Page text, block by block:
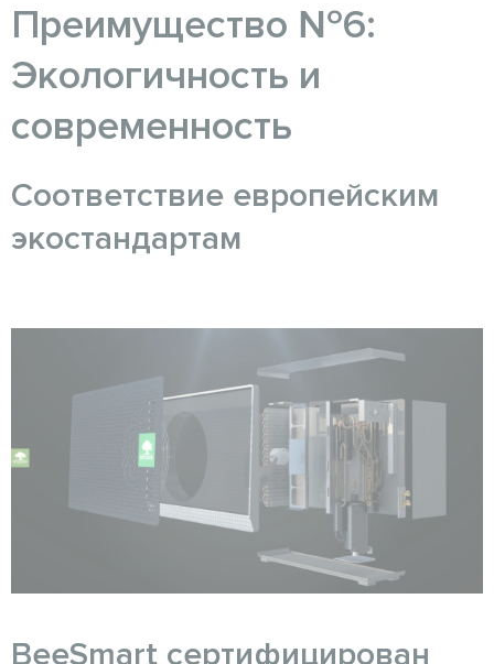
Преимущество №6:
Экологичность и
современность
Соответствие европейским
экостандартам
BeeSmart сертифицирован